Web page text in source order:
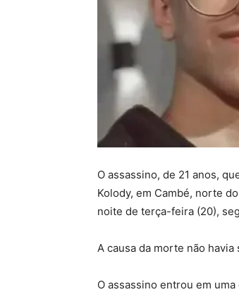
O assassino, de 21 anos,
Kolody, em Cambé, norte
noite de terça-feira (20),
A causa da morte não
O assassino entrou em